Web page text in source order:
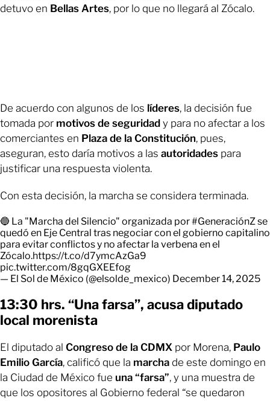
detuvo en Bellas Artes, por lo que no llegará al Zócalo.
De acuerdo con algunos de los líderes, la decisión fue
tomada por motivos de seguridad y para no afectar a los
comerciantes en Plaza de la Constitución, pues,
aseguran, esto daría motivos a las autoridades para
justificar una respuesta violenta.
Con esta decisión, la marcha se considera terminada.
🔵 La "Marcha del Silencio" organizada por#GeneraciónZse
quedó en Eje Central tras negociar con el gobierno capitalino
para evitar conflictos y no afectar la verbena en el
Zócalo.https://t.co/d7ymcAzGa9
pic.twitter.com/8gqGXEEfog
— El Sol de México (@elsolde_mexico) December 14, 2025
13:30 hrs. “Una farsa”, acusa diputado
local morenista
El diputado al Congreso de la CDMX por Morena, Paulo
Emilio García, calificó que la marcha de este domingo en
la Ciudad de México fue una “farsa”, y una muestra de
que los opositores al Gobierno federal “se quedaron